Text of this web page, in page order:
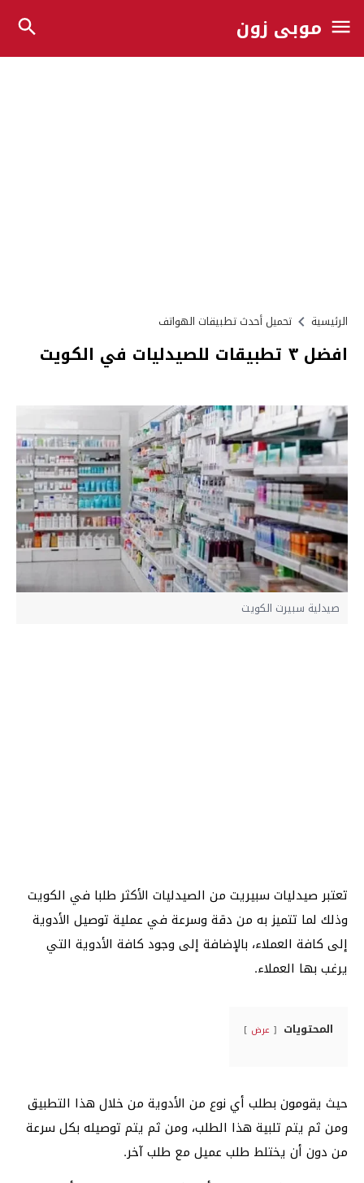
موبي زون
الرئيسية تحميل أحدث تطبيقات الهواتف
افضل ٣ تطبيقات للصيدليات في الكويت
صيدلية سبيرت الكويت
تعتبر صيدليات سبيريت من الصيدليات الأكثر طلبا في الكويت
وذلك لما تتميز به من دقة وسرعة في عملية توصيل الأدوية
إلى كافة العملاء، بالإضافة إلى وجود كافة الأدوية التي
يرغب بها العملاء.
المحتويات عرض
حيث يقومون بطلب أي نوع من الأدوية من خلال هذا التطبيق
ومن ثم يتم تلبية هذا الطلب، ومن ثم يتم توصيله بكل سرعة
من دون أن يختلط طلب عميل مع طلب آخر.